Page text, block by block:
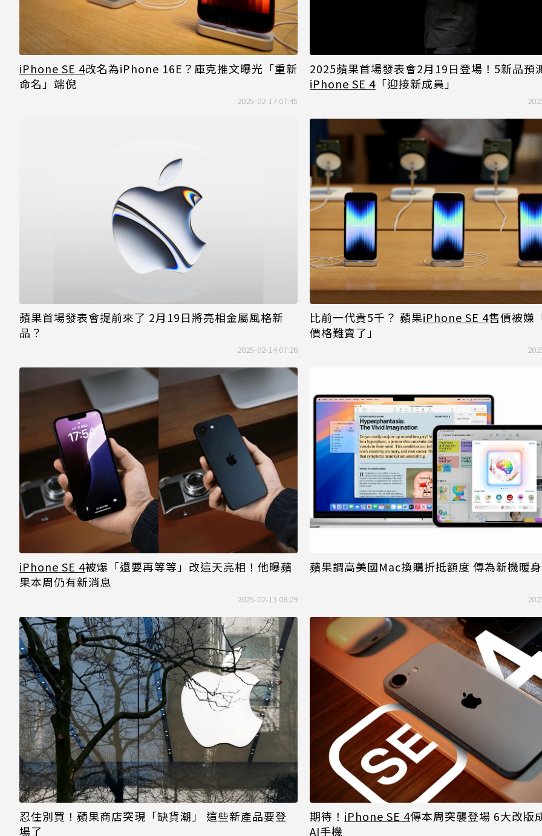
iPhone SE 4改名為iPhone 16E？庫克推文曝光「重新
命名」端倪
2025-02-17 07:45
2025蘋果首場發表會2月19日登場！5新品預
iPhone SE 4 「迎接新成員」
蘋果首場發表會提前來了 2月19日將亮相金屬風格新
品？
2025-02-14 07:26
比前一代貴5千？ 蘋果iPhone SE 4售價被嫌
價格難賣了」
iPhone SE 4被爆「還要再等等」改這天亮相！他曝蘋
果本周仍有新消息
2025-02-13 08:29
蘋果調高美國Mac換購折抵額度 傳為新機暖身
忍住別買！蘋果商店突現「缺貨潮」 這些新產品要登
場了
期待！ iPhone SE 4傳本周突襲登場 6大改版
AI手機